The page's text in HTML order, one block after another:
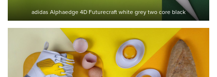
adidas Alphaedge 4D Futurecraft white grey two core black